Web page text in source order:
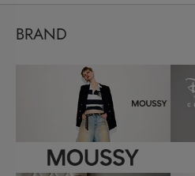
BRAND